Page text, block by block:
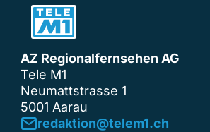
AZ Regionalfernsehen AG
Tele M1
Neumattstrasse 1
5001 Aarau
redaktion@telem1.ch